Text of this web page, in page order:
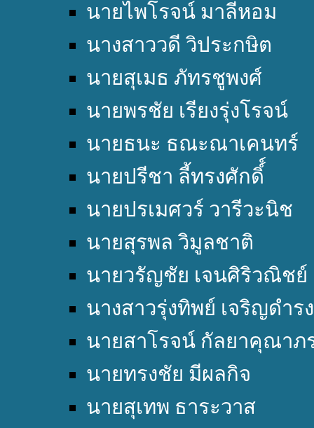
นายไพโรจน์ มาลีหอม
นางสาววดี วิประกษิต
นายสุเมธ ภัทรชูพงศ์
นายพรชัย เรียงรุ่งโรจน์
นายธนะ ธณะณาเคนทร์
นายปรีชา ลี้ทรงศักดิ์์
นายปรเมศวร์ วารีวะนิช
นายสุรพล วิมูลชาติ
นายวรัญชัย เจนศิริวณิชย์
นางสาวรุ่งทิพย์ เจริญดำร
นายสาโรจน์ กัลยาคุณา
นายทรงชัย มีผลกิจ
นายสุเทพ ธาระวาส